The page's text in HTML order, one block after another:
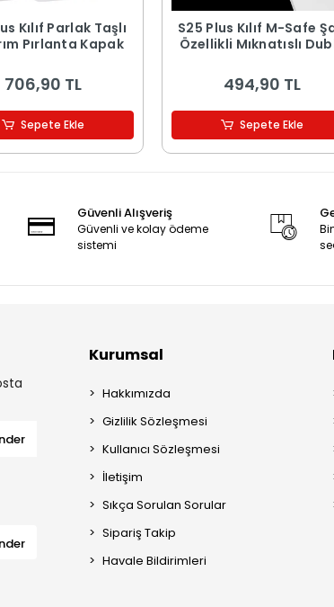
Kılıf Parlak Taşlı
Pırlanta Kapak
706,90 TL
Sepete Ekle
S25 Plus Kılıf M-Safe
Özellikli Mıknatıslı
494,90 TL
Sepete Ekle
Güvenli Alışveriş
Güvenli ve kolay ödeme
sistemi
Kurumsal
Hakkımızda
Gizlilik Sözleşmesi
Kullanıcı Sözleşmesi
İletişim
Sıkça Sorulan Sorular
Sipariş Takip
Havale Bildirimleri